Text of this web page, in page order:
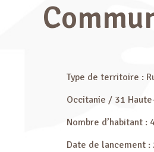
Type de territoire :
Occitanie / 31
Nombre d’habitant :
Date de lancement :